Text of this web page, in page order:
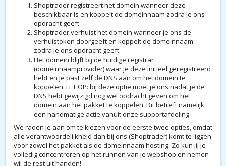
Shoptrader registreert het domein wanneer deze
beschikbaar is en koppelt de domeinnaam zodra je ons
opdracht geeft.
Shoptrader verhuist het domein wanneer je ons de
verhuistoken doorgeeft en koppelt de domeinnaam
zodra je ons opdracht geeft.
Het domein blijft bij de huidige registrar
(domeinnaamprovider) waar je deze initieel geregistreerd
hebt en je past zelf de DNS aan om het domein te
koppelen. LET OP: bij deze optie moet je ons nadat je de
DNS hebt gewijzigd nog wel opdracht geven om het
domein aan het pakket te koppelen. Dit betreft namelijk
een handmatige actie vanuit onze supportafdeling.
We raden je aan om te kiezen voor de eerste twee opties, omdat
alle verantwoordelijkheid dan bij ons (Shoptrader) komt te liggen
voor zowel het pakket als de domeinnaam hosting. Zo kun jij je
volledig concentreren op het runnen van je webshop en nemen
wij de rest uit handen!